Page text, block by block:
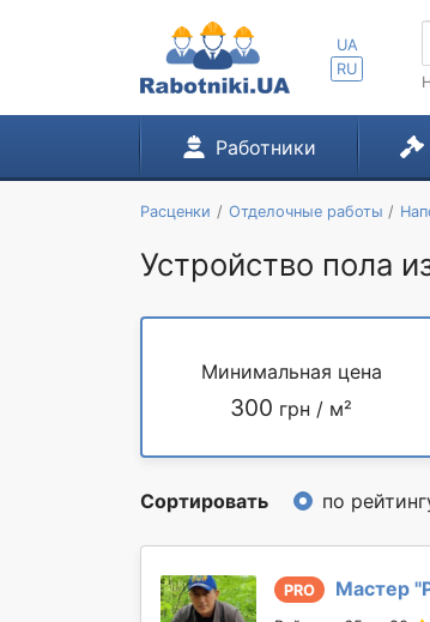
UA
RU
Работники
Расценки Отделочные работы
Устройство пола
Минимальная цена
300 грн / м²
Сортировать по
PRO Мастер "